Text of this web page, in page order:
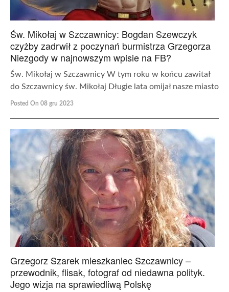
Św. Mikołaj w Szczawnicy: Bogdan Szewczyk
czyżby zadrwił z poczynań burmistrza Grzegorza
Niezgody w najnowszym wpisie na FB?
Św. Mikołaj w Szczawnicy W tym roku w końcu zawitał
do Szczawnicy św. Mikołaj Długie lata omijał nasze miasto
Posted On 08 gru 2023
Grzegorz Szarek mieszkaniec Szczawnicy –
przewodnik, flisak, fotograf od niedawna polityk.
Jego wizja na sprawiedliwą Polskę